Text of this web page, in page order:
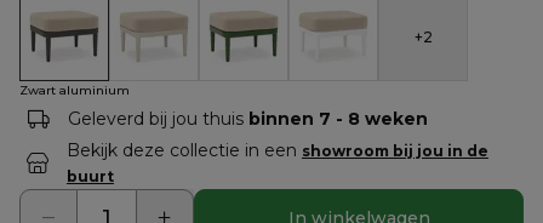
Zwart aluminiumBeige aluminiumGroen aluminium
+2
Zwart aluminium
Geleverd bij jou thuis binnen 7 - 8 weken
Bekijk deze collectie in een showroom bij jou in de
buurt
In winkelwagen